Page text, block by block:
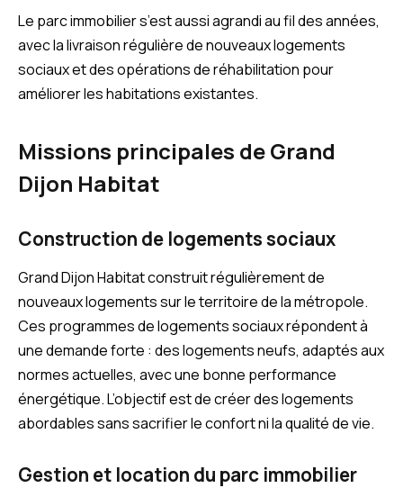
Le parc immobilier s’est aussi agrandi au fil des années,
avec la livraison régulière de nouveaux logements
sociaux et des opérations de réhabilitation pour
améliorer les habitations existantes.
Missions principales de Grand
Dijon Habitat
Construction de logements sociaux
Grand Dijon Habitat construit régulièrement de
nouveaux logements sur le territoire de la métropole.
Ces programmes de logements sociaux répondent à
une demande forte : des logements neufs, adaptés aux
normes actuelles, avec une bonne performance
énergétique. L’objectif est de créer des logements
abordables sans sacrifier le confort ni la qualité de vie.
Gestion et location du parc immobilier